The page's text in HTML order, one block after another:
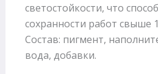
светостойкости, что
сохранности работ свыше
Состав: пигмент,
вода, добавки.